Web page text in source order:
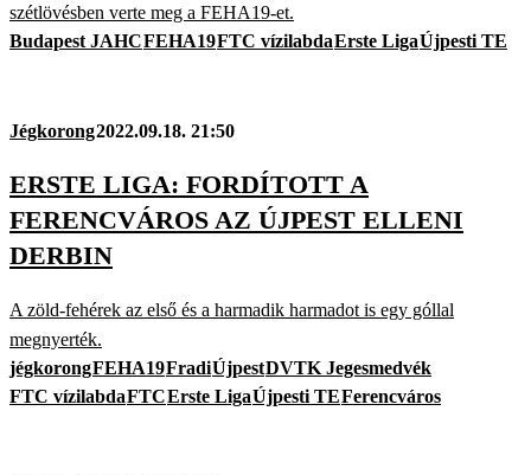
szétlövésben verte meg a FEHA19-et.
Budapest JAHCFEHA19FTC vízilabdaErste LigaÚjpesti TE
Jégkorong2022.09.18. 21:50
ERSTE LIGA: FORDÍTOTT A
FERENCVÁROS AZ ÚJPEST ELLENI
DERBIN
A zöld-fehérek az első és a harmadik harmadot is egy góllal
megnyerték.
jégkorongFEHA19FradiÚjpestDVTK Jegesmedvék
FTC vízilabdaFTCErste LigaÚjpesti TEFerencváros